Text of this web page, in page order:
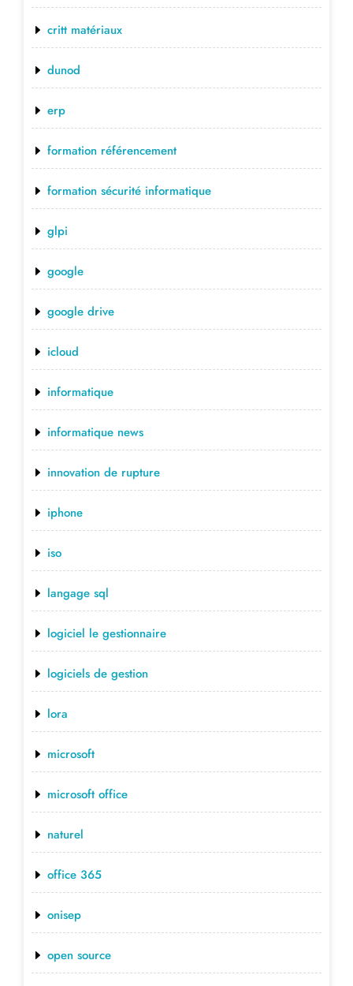
critt matériaux
dunod
erp
formation référencement
formation sécurité informatique
glpi
google
google drive
icloud
informatique
informatique news
innovation de rupture
iphone
iso
langage sql
logiciel le gestionnaire
logiciels de gestion
lora
microsoft
microsoft office
naturel
office 365
onisep
open source